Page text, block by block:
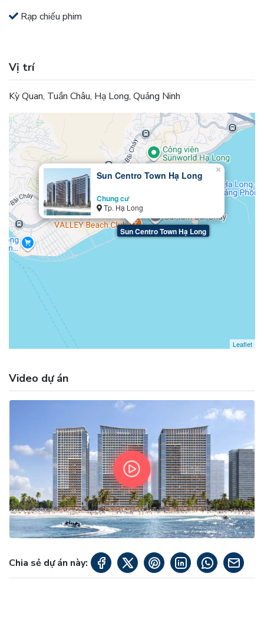
Rạp chiếu phim
Vị trí
Kỳ Quan, Tuần Châu, Hạ Long, Quảng Ninh
Sun Centro Town Hạ Long
Sun Centro Town Hạ Long
Chung cư
Tp. Hạ Long
×
Leaflet
Video dự án
Chia sẻ dự án này: